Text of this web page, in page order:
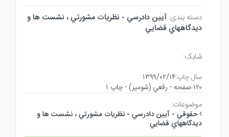
دسته بندی: آيين دادرسي - نظريات مشورتي ، نشست ها و
ديدگاههاي قضايي
شابک:
سال چاپ:۱۳۹۹/۰۲/۱۴
۱۲۰ صفحه - رقعي (شوميز) - چاپ ۱
موضوعات:
حقوقي - آيين دادرسي - نظريات مشورتي ، نشست ها و
ديدگاههاي قضايي